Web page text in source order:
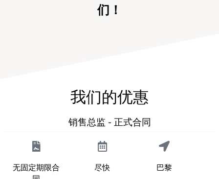
们！
我们的优惠
销售总监 - 正式合同
无固定期限合
尽快 巴黎